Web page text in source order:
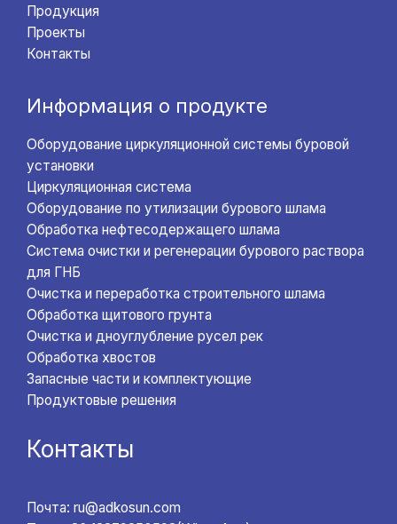
Продукция
Проекты
Контакты
Информация о продукте
Оборудование циркуляционной системы буровой
установки
Циркуляционная система
Оборудование по утилизации бурового шлама
Обработка нефтесодержащего шлама
Система очистки и регенерации бурового раствора
для ГНБ
Очистка и переработка строительного шлама
Обработка щитового грунта
Очистка и дноуглубление русел рек
Обработка хвостов
Запасные части и комплектующие
Продуктовые решения
Контакты
Почта: ru@adkosun.com